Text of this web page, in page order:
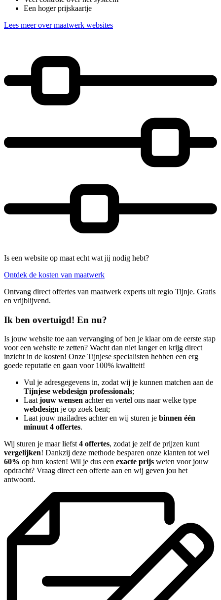
Een hoger prijskaartje
Lees meer over maatwerk websites
Is een website op maat echt wat jij nodig hebt?
Ontdek de kosten van maatwerk
Ontvang direct offertes van maatwerk experts uit regio Tijnje. Gratis
en vrijblijvend.
Ik ben overtuigd! En nu?
Is jouw website toe aan vervanging of ben je klaar om de eerste stap
voor een website te zetten? Wacht dan niet langer en krijg direct
inzicht in de kosten! Onze Tijnjese specialisten hebben een erg
goede reputatie en gaan voor 100% kwaliteit!
Vul je adresgegevens in, zodat wij je kunnen matchen aan de
Tijnjese webdesign professionals;
Laat jouw wensen achter en vertel ons naar welke type
webdesign je op zoek bent;
Laat jouw mailadres achter en wij sturen je binnen één
minuut 4 offertes.
Wij sturen je maar liefst 4 offertes, zodat je zelf de prijzen kunt
vergelijken! Dankzij deze methode besparen onze klanten tot wel
60% op hun kosten! Wil je dus een exacte prijs weten voor jouw
opdracht? Vraag direct een offerte aan en wij geven jou het
antwoord.